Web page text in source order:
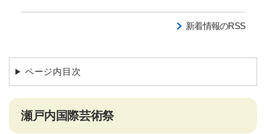
新着情報のRSS
ページ内目次
瀬戸内国際芸術祭